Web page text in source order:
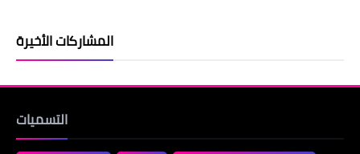
المشاركات الأخيرة
التسميات